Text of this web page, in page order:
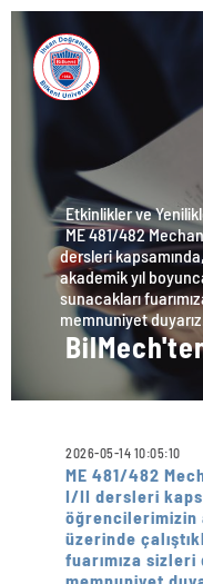
Etkinlikler ve
ME 481/482
dersleri
akademik yıl
sunacakları
memnuniyet
2026-05-14 10:05:10
ME 481/482
I/II dersleri
öğrencilerimizin
üzerinde
fuarımıza